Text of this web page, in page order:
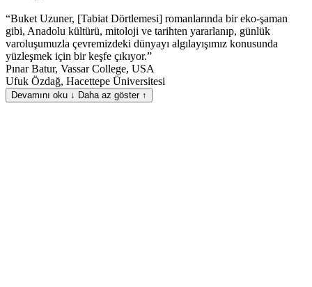
“Buket Uzuner, [Tabiat Dörtlemesi] romanlarında bir eko-şaman
gibi, Anadolu kültürü, mitoloji ve tarihten yararlanıp, günlük
varoluşumuzla çevremizdeki dünyayı algılayışımız konusunda
yüzleşmek için bir keşfe çıkıyor.”
Pınar Batur, Vassar College, USA
Ufuk Özdağ, Hacettepe Üniversitesi
Devamını oku ↓ Daha az göster ↑